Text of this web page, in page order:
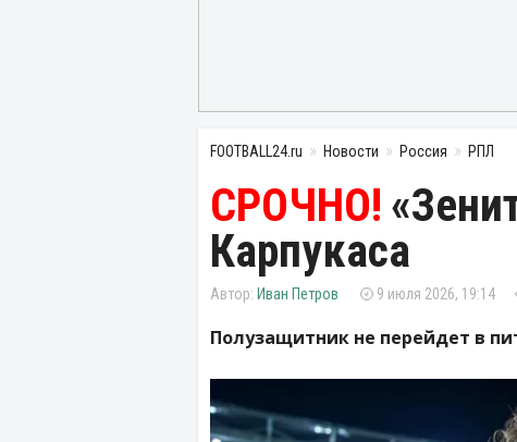
FOOTBALL24.ru Новости Россия РПЛ
Карпукаса
Иван Петров 9 июля 2026, 19:14
Полузащитник не перейдет в